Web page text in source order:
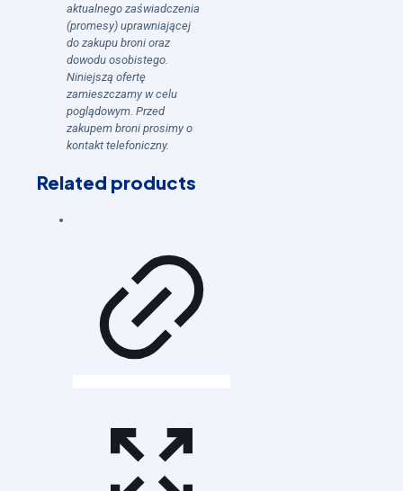
aktualnego zaświadczenia
(promesy) uprawniającej
do zakupu broni oraz
dowodu osobistego.
Niniejszą ofertę
zamieszczamy w celu
poglądowym. Przed
zakupem broni prosimy o
kontakt telefoniczny.
Related products